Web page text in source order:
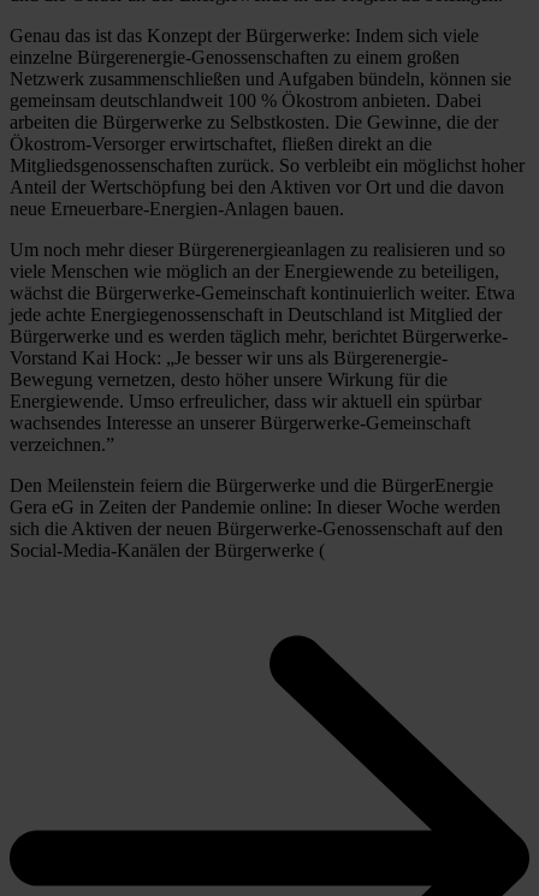
Genau das ist das Konzept der Bürgerwerke: Indem sich viele
einzelne Bürgerenergie-Genossenschaften zu einem großen
Netzwerk zusammenschließen und Aufgaben bündeln, können sie
gemeinsam deutschlandweit 100 % Ökostrom anbieten. Dabei
arbeiten die Bürgerwerke zu Selbstkosten. Die Gewinne, die der
Ökostrom-Versorger erwirtschaftet, fließen direkt an die
Mitgliedsgenossenschaften zurück. So verbleibt ein möglichst hoher
Anteil der Wertschöpfung bei den Aktiven vor Ort und die davon
neue Erneuerbare-Energien-Anlagen bauen.
Um noch mehr dieser Bürgerenergieanlagen zu realisieren und so
viele Menschen wie möglich an der Energiewende zu beteiligen,
wächst die Bürgerwerke-Gemeinschaft kontinuierlich weiter. Etwa
jede achte Energiegenossenschaft in Deutschland ist Mitglied der
Bürgerwerke und es werden täglich mehr, berichtet Bürgerwerke-
Vorstand Kai Hock: „Je besser wir uns als Bürgerenergie-
Bewegung vernetzen, desto höher unsere Wirkung für die
Energiewende. Umso erfreulicher, dass wir aktuell ein spürbar
wachsendes Interesse an unserer Bürgerwerke-Gemeinschaft
verzeichnen.”
Den Meilenstein feiern die Bürgerwerke und die BürgerEnergie
Gera eG in Zeiten der Pandemie online: In dieser Woche werden
sich die Aktiven der neuen Bürgerwerke-Genossenschaft auf den
Social-Media-Kanälen der Bürgerwerke (